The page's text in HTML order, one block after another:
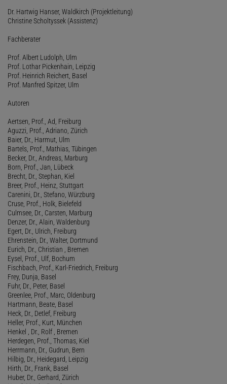
Dr. Hartwig Hanser, Waldkirch (Projektleitung)
Christine Scholtyssek (Assistenz)
Fachberater
Prof. Albert Ludolph, Ulm
Prof. Lothar Pickenhain, Leipzig
Prof. Heinrich Reichert, Basel
Prof. Manfred Spitzer, Ulm
Autoren
Aertsen, Prof., Ad, Freiburg
Aguzzi, Prof., Adriano, Zürich
Baier, Dr., Harmut, Ulm
Bartels, Prof., Mathias, Tübingen
Becker, Dr., Andreas, Marburg
Born, Prof., Jan, Lübeck
Brecht, Dr., Stephan, Kiel
Breer, Prof., Heinz, Stuttgart
Carenini, Dr., Stefano, Würzburg
Cruse, Prof., Holk, Bielefeld
Culmsee, Dr., Carsten, Marburg
Denzer, Dr., Alain, Waldenburg
Egert, Dr., Ulrich, Freiburg
Ehrenstein, Dr., Walter, Dortmund
Eurich, Dr., Christian , Bremen
Eysel, Prof., Ulf, Bochum
Fischbach, Prof., Karl-Friedrich, Freiburg
Frey, Dunja, Basel
Fuhr, Dr., Peter, Basel
Greenlee, Prof., Marc, Oldenburg
Hartmann, Beate, Basel
Heck, Dr., Detlef, Freiburg
Heller, Prof., Kurt, München
Henkel , Dr., Rolf , Bremen
Herdegen, Prof., Thomas, Kiel
Herrmann, Dr., Gudrun, Bern
Hilbig, Dr., Heidegard, Leipzig
Hirth, Dr., Frank, Basel
Huber, Dr., Gerhard, Zürich